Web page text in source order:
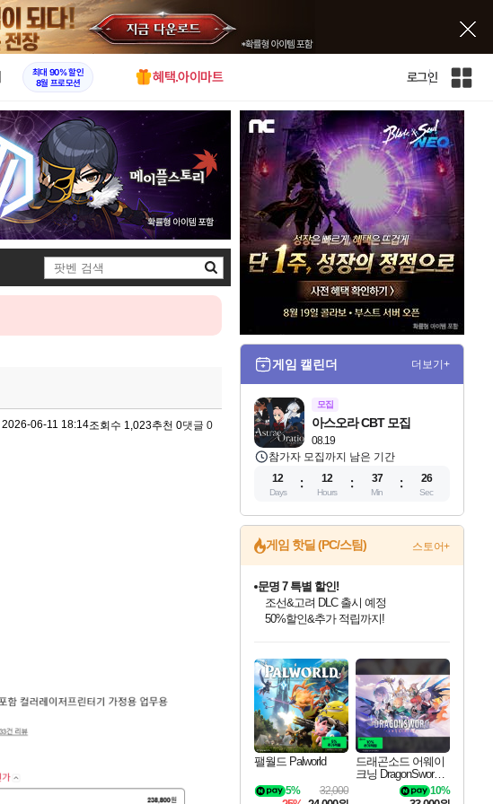
X
최대 90% 할인
8월 프로모션
혜택.아이마트 로그인
인
전
체
사
검
색
2026-06-11 18:14조회수 1,023추천 0댓글 0
게임 캘린더 더보기+
모집
08.19
아스오라 CBT 모집
참가자 모집까지 남은 기간
12
Days
12
Hours
37
Min
25
Sec
게임 핫딜 (PC/스팀) 스토어+
최대 90% 할인가를 만나보세요!
네이버혜택과 함께 만나보세요!
문명 7 특별 할인!
조선&고려 DLC 출시 예정
50%할인&추가 적립까지!
이니&베니 혜택까지!
네이버 혜택가와 함께 예약하세요!
할인&네이버혜택으로 만나보세요!
네이버페이 혜택과 만나보세요!
40주년 프로모션으로 만나보세요!
네이버 포인트 혜택까지!
할인가에 만나보세요!
일부 에디션 상시 할인!
혜택으로 예약 판매 중
편안하게 충전하세요
팰월드 Palworld
32,000
5%
드래곤소드 어웨이
크닝 DragonSword A
10%